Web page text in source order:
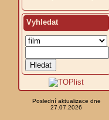
Vyhledat
Poslední aktualizace dne
27.07.2026